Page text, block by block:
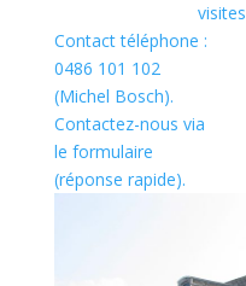
Contact téléphone :
0486 101 102
(Michel Bosch).
Contactez-nous via
le formulaire
(réponse rapide).